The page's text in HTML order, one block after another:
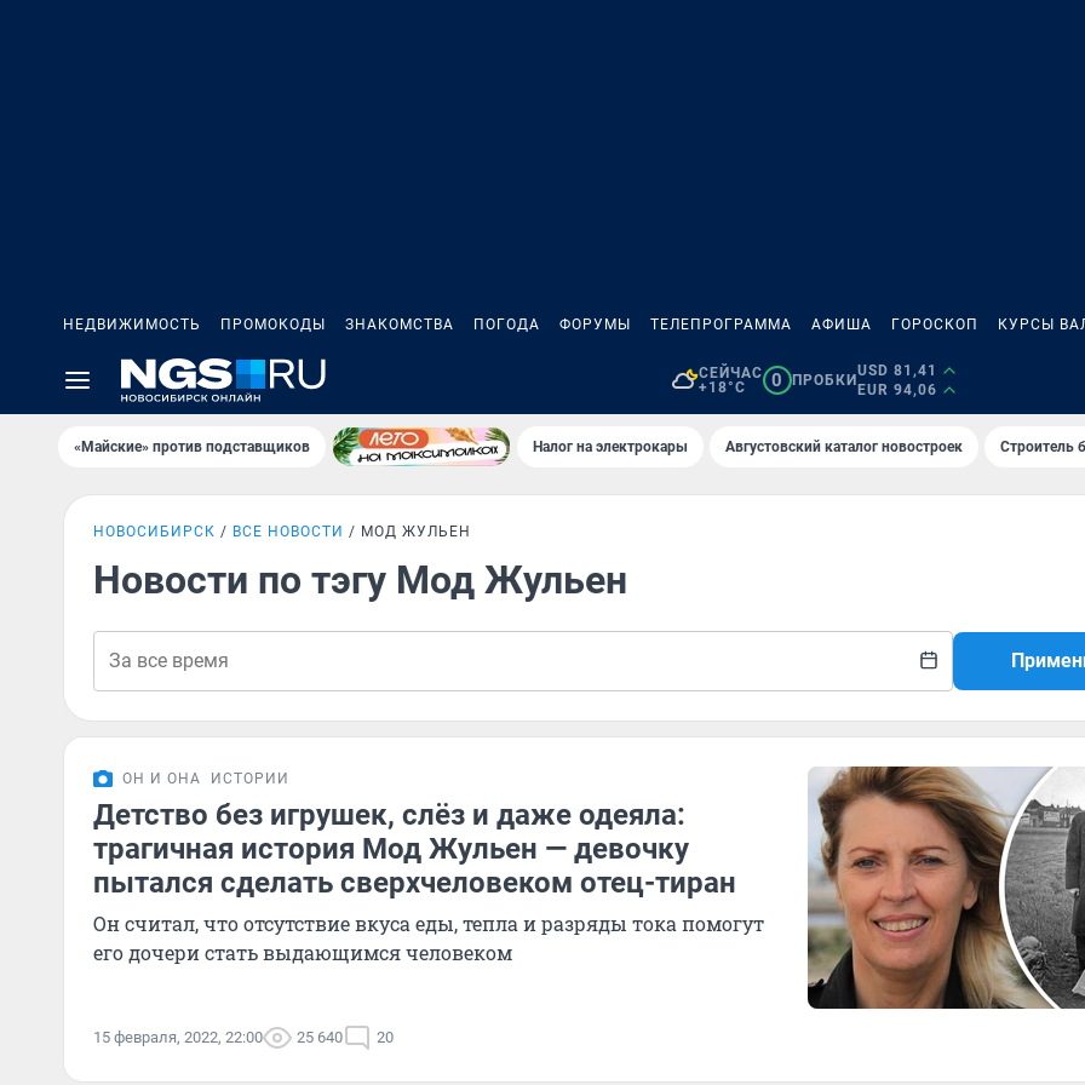
НЕДВИЖИМОСТЬ ПРОМОКОДЫ ЗНАКОМСТВА ПОГОДА ФОРУМЫ ТЕЛЕПРОГРАММА АФИША ГОРОСКОП КУРСЫ
СЕЙЧАС
+18°C
0 ПРОБКИ
USD 81,41
EUR 94,06
«Майские» против подставщиков Налог на электрокары Августовский каталог новостроек Строитель
НОВОСИБИРСК ВСЕ НОВОСТИ МОД ЖУЛЬЕН
Новости по тэгу Мод Жульен
ОН И ОНА ИСТОРИИ
Детство без игрушек, слёз и даже одеяла:
трагичная история Мод Жульен — девочку
пытался сделать сверхчеловеком отец-тиран
Он считал, что отсутствие вкуса еды, тепла и разряды тока помогут
его дочери стать выдающимся человеком
15 февраля, 2022, 22:00 25 640 20